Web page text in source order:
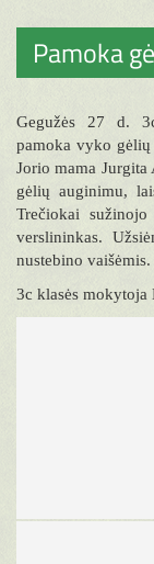
Pamoka
Gegužės 27 d.
pamoka vyko
Jorio mama
gėlių auginimu,
Trečiokai
verslininkas.
nustebino
3c klasės mokytoja